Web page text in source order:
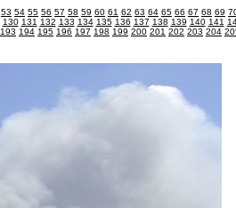
53 54 55 56 57 58 59 60 61 62 63 64 65 66 67 68 69
130 131 132 133 134 135 136 137 138 139 140 141
193 194 195 196 197 198 199 200 201 202 203 204